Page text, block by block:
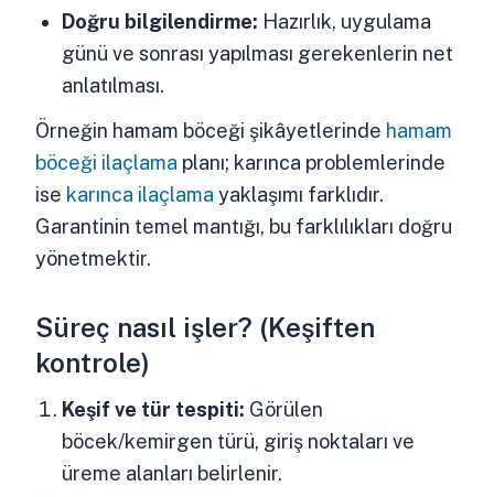
Doğru bilgilendirme: Hazırlık, uygulama
günü ve sonrası yapılması gerekenlerin net
anlatılması.
Örneğin hamam böceği şikâyetlerinde hamam
böceği ilaçlama planı; karınca problemlerinde
ise karınca ilaçlama yaklaşımı farklıdır.
Garantinin temel mantığı, bu farklılıkları doğru
yönetmektir.
Süreç nasıl işler? (Keşiften
kontrole)
Keşif ve tür tespiti: Görülen
böcek/kemirgen türü, giriş noktaları ve
üreme alanları belirlenir.